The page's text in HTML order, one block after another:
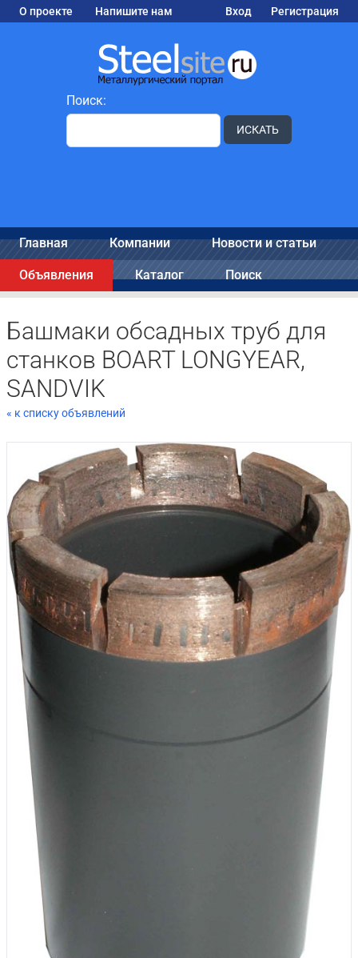
О проекте Напишите нам Вход Регистрация
Поиск:
ИСКАТЬ
Главная Компании Новости и статьи
Объявления Каталог Поиск
Башмаки обсадных труб для
станков BOART LONGYEAR,
SANDVIK
« к списку объявлений